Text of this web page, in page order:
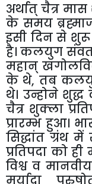
अर्थात् चैत्र
के समय
इसी दिन से शुरू
है। कलयुग संवत
महान्
के थे, तब
थे। उन्होने
चैत्र शुक्ला
प्रारम्भ हुआ।
सिद्धांत ग्रंथ
प्रतिपदा को ही
विश्व व
मर्यादा